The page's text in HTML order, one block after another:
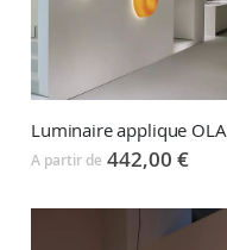
Luminaire applique OLA
A partir de 442,00 €